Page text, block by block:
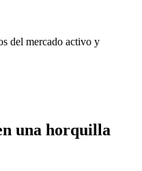
del mercado activo y
una horquilla